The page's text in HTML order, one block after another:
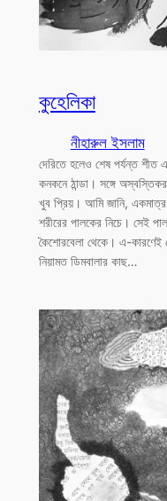
কুহেলিকা
নীহারুল ইসলাম
দেরিতে হলেও শেষ পর্যন্ত শীত
কনকনে ঠান্ডা। সঙ্গে
খুব প্রিয়। আমি জানি, একমাত্র
শরীরের পালকের নিচে। সেই
কৈশোরবেলা থেকে। এ-কারণেই
নিয়ামত ডিমবালার কাছ…